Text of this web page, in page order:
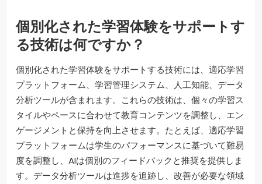
個別化された学習体験をサポートす
る技術は何ですか？
個別化された学習体験をサポートする技術には、適応学習
プラットフォーム、学習管理システム、人工知能、データ
分析ツールが含まれます。これらの技術は、個々の学習ス
タイルやペースに合わせて教育コンテンツを調整し、エン
ゲージメントと保持を向上させます。たとえば、適応学習
プラットフォームは学生のパフォーマンスに基づいて難易
度を調整し、AIは個別のフィードバックと推奨を提供しま
す。データ分析ツールは進捗を追跡し、改善が必要な領域